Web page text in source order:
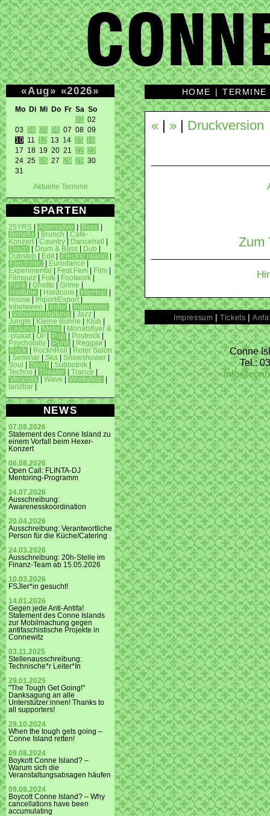
«Aug» «2026»
Mo Di Mi Do Fr Sa So
01
02
03 04 05 06
10 11 12 13 14 15
16
17 18 19 20 21 22
23
24 25 26 27 28 29 30
31
Aktuelle Termine
SPARTEN
25YRS Alternative Bass
Benefiz
Brunch
Café-
Konzert
Country Dancehall
Disco
Drum & Bass Dub
Dubstep
Edit Electric island
Electronic
Eurodance
Experimental
Feat.Fem Film
Filmquiz
Folk Footwork
Funk
Ghetto Grime
Halftime
Hardcore HipHop
House
Import/Export
Inbetween
Indie
Indietronic
Infoveranstaltung Jazz
Jungle
Kleine Bühne Klub
Lesung
Metal
Monatsflyer &
-plakat
Oi! Pop Postrock
Psychobilly
Punk Reggae
Rock
RocknRoll
Roter Salon
Seminar Ska Snowshower
Soul
Sport Subbotnik
Techno
Theater Trance
Veranda
Wave Workshop
tanzbar
NEWS
07.08.2026
Statement des Conne Island zu
einem Vorfall beim Hexer-
Konzert
06.08.2026
Open Call: FLINTA-DJ
Mentoring-Programm
24.07.2026
Ausschreibung:
Awarenesskoordination
20.04.2026
Ausschreibung: Verantwortliche
Person für die Küche/Catering
24.03.2026
Ausschreibung: 20h-Stelle im
Finanz-Team ab 15.05.2026
10.03.2026
FSJler*in gesucht!
14.01.2026
Gegen jede Anti-Antifa!
Statement des Conne Islands
zur Mobilmachung gegen
antifaschistische Projekte in
Connewitz
03.11.2025
Stellenausschreibung:
Technische*r Leiter*In
29.01.2025
"The Tough Get Going!"
Danksagung an alle
Unterstützer:innen! Thanks to
all supporters!
29.10.2024
When the tough gets going –
Conne Island retten!
09.08.2024
Boykott Conne Island? –
Warum sich die
Veranstaltungsabsagen häufen
09.08.2024
Boycott Conne Island? – Why
cancellations have been
accumulating
HOME |TERMINE
« » Druckversion
Zum
Impressum |Tickets |
Conne
Tel.: